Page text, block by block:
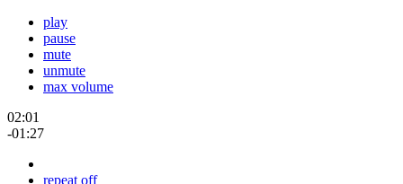
play
pause
mute
unmute
max volume
02:01
-01:27
repeat off